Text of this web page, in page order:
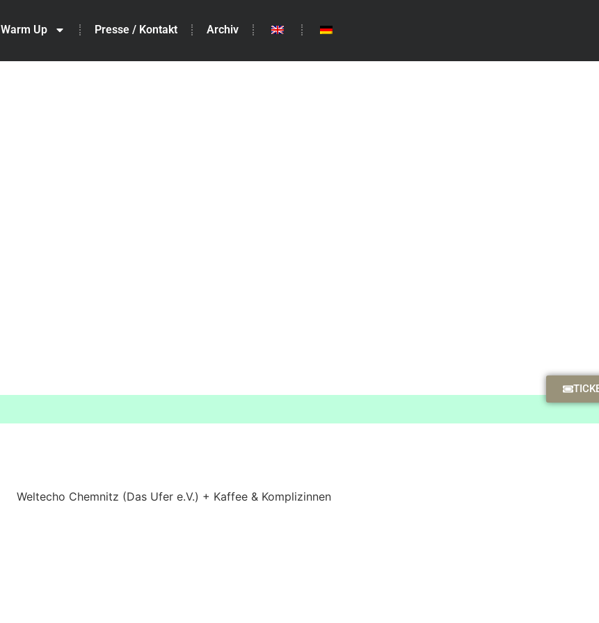
Warm Up Presse / Kontakt Archiv
Weltecho Chemnitz (Das Ufer e.V.) + Kaffee & Komplizinnen